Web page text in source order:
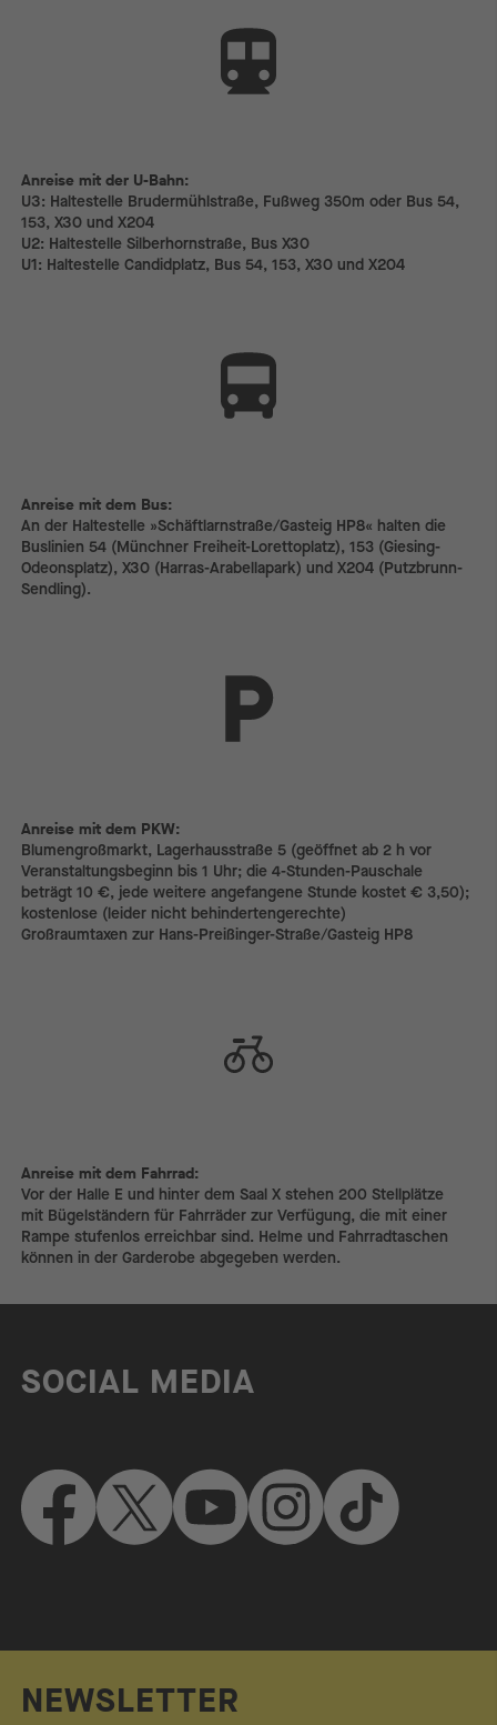
Anreise mit der U-Bahn:
Anreise mit der U-Bahn:
U3: Haltestelle Brudermühlstraße, Fußweg 350m oder Bus 54,
153, X30 und X204
U2: Haltestelle Silberhornstraße, Bus X30
U1: Haltestelle Candidplatz, Bus 54, 153, X30 und X204
Anreise mit dem Bus:
Anreise mit dem Bus:
An der Haltestelle »Schäftlarnstraße/Gasteig HP8« halten die
Buslinien 54 (Münchner Freiheit-Lorettoplatz), 153 (Giesing-
Odeonsplatz), X30 (Harras-Arabellapark) und X204 (Putzbrunn-
Sendling).
Anreise mit dem PKW:
Anreise mit dem PKW:
Blumengroßmarkt, Lagerhausstraße 5 (geöffnet ab 2 h vor
Veranstaltungs­beginn bis 1 Uhr; die 4-Stunden-Pauschale
beträgt 10 €, jede weitere angefangene Stunde kostet € 3,50);
kostenlose (leider nicht behindertengerechte)
Großraumtaxen zur Hans-Preißinger-Straße/­Gasteig HP8
Anreise mit dem Fahrrad:
Anreise mit dem Fahrrad:
Vor der Halle E und hinter dem Saal X stehen 200 Stellplätze
mit Bügelständern für Fahrräder zur Verfügung, die mit einer
Rampe stufenlos erreichbar sind. Helme und Fahrradtaschen
können in der Garderobe abgegeben werden.
SOCIAL MEDIA
NEWSLETTER